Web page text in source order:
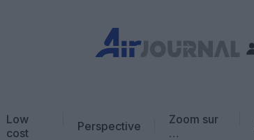
Low
cost
Perspective
Zoom sur
…